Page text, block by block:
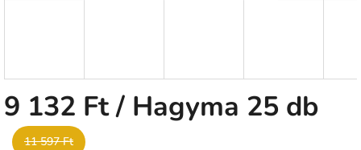
9 132 Ft/ Hagyma 25 db
11 597 Ft